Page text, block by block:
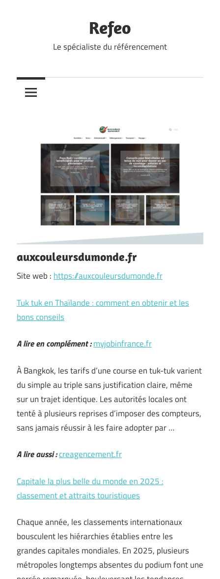
Refeo
Le spécialiste du référencement
auxcouleursdumonde.fr
Site web : https://auxcouleursdumonde.fr
Tuk tuk en Thaïlande : comment en obtenir et les
bons conseils
A lire en complément :myjobinfrance.fr
À Bangkok, les tarifs d’une course en tuk-tuk varient
du simple au triple sans justification claire, même
sur un trajet identique. Les autorités locales ont
tenté à plusieurs reprises d’imposer des compteurs,
sans jamais réussir à les faire adopter par …
A lire aussi :creagencement.fr
Capitale la plus belle du monde en 2025 :
classement et attraits touristiques
Chaque année, les classements internationaux
bousculent les hiérarchies établies entre les
grandes capitales mondiales. En 2025, plusieurs
métropoles longtemps absentes du podium font une